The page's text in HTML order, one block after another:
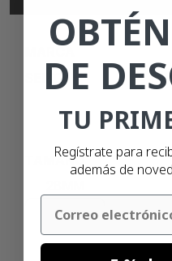
SEIKO
TAMAÑO
DE
TU
Regístrate para
además de
Email